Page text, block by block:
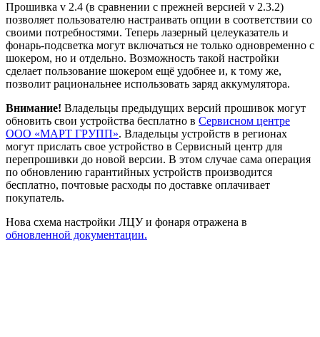
Прошивка v 2.4 (в сравнении с прежней версией v 2.3.2)
позволяет пользователю настраивать опции в соответствии со
своими потребностями. Теперь лазерный целеуказатель и
фонарь-подсветка могут включаться не только одновременно с
шокером, но и отдельно. Возможность такой настройки
сделает пользование шокером ещё удобнее и, к тому же,
позволит рациональнее использовать заряд аккумулятора.
Внимание! Владельцы предыдущих версий прошивок могут
обновить свои устройства бесплатно в Сервисном центре
ООО «МАРТ ГРУПП». Владельцы устройств в регионах
могут прислать свое устройство в Сервисный центр для
перепрошивки до новой версии. В этом случае сама операция
по обновлению гарантийных устройств производится
бесплатно, почтовые расходы по доставке оплачивает
покупатель.
Нова схема настройки ЛЦУ и фонаря отражена в
обновленной документации.